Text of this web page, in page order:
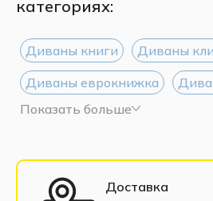
категориях:
Диваны книги
Диваны
Диваны еврокнижка
Диваны Дельфин
Диваны 200 см
Показать больше
Доставка